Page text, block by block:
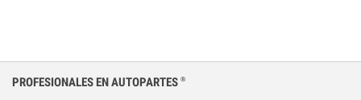
PROFESIONALES EN AUTOPARTES ®